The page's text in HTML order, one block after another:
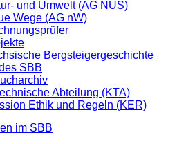
und Umwelt (AG NUS)
Wege (AG nW)
Bergsteigergeschichte
SBB
Abteilung (KTA)
Ethik und Regeln (KER)
im SBB